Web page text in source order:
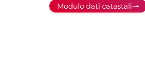
Modulo dati catastali